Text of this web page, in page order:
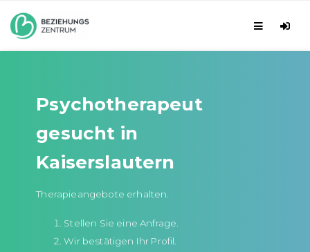
Psychotherapeut
gesucht in
Kaiserslautern
Therapieangebote erhalten.
Stellen Sie eine Anfrage.
Wir bestätigen Ihr Profil.